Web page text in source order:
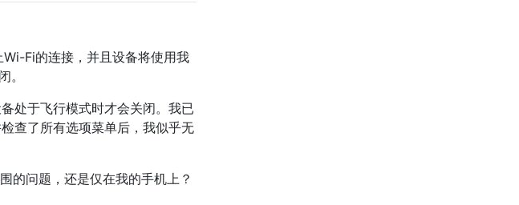
Fi的连接，并且设备将使用我
。
处于飞行模式时才会关闭。我已
查了所有选项菜单后，我似乎无
的问题，还是仅在我的手机上？